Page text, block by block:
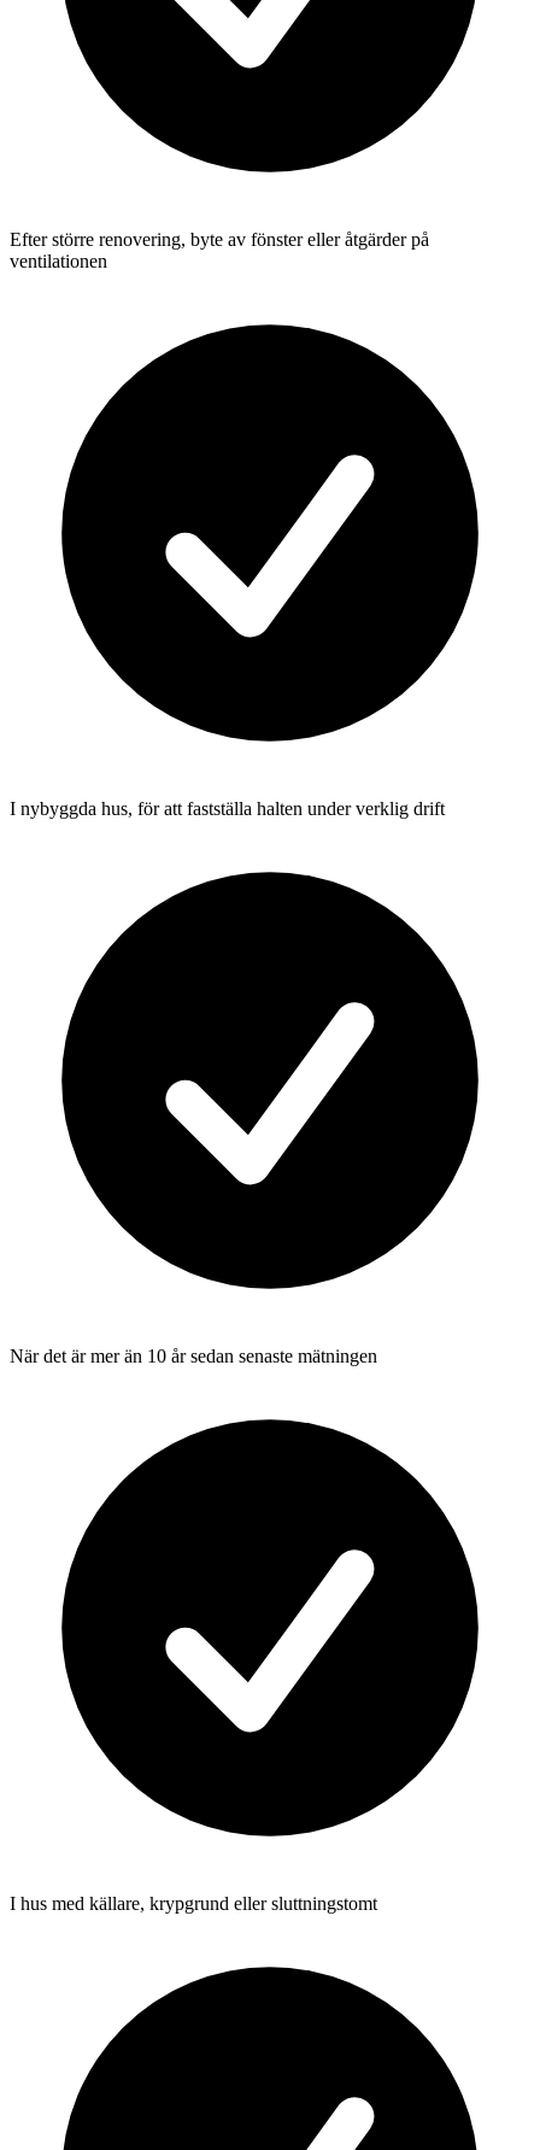
Efter större renovering, byte av fönster eller åtgärder på
ventilationen
I nybyggda hus, för att fastställa halten under verklig drift
När det är mer än 10 år sedan senaste mätningen
I hus med källare, krypgrund eller sluttningstomt